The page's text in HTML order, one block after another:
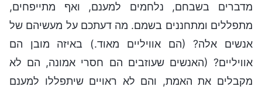
מדברים בשבחם, נלחמים למענם, ואף מתייפחים,
מתפללים ומתחננים בשמם. מה דעתכם על מעשיהם של
אנשים אלה? (הם אוויליים מאוד.) באיזה מובן הם
אוויליים? (האנשים שעוזבים הם חסרי אמונה, הם לא
מקבלים את האמת, והם לא ראויים שיתפללו למענם